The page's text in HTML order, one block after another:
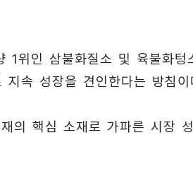
위인 삼불화질소 및 육불화텅
속 성장을 견인한다는 방침이
의 핵심 소재로 가파른 시장